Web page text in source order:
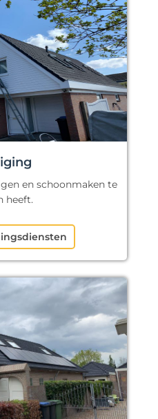
en schoonmaken te
heeft.